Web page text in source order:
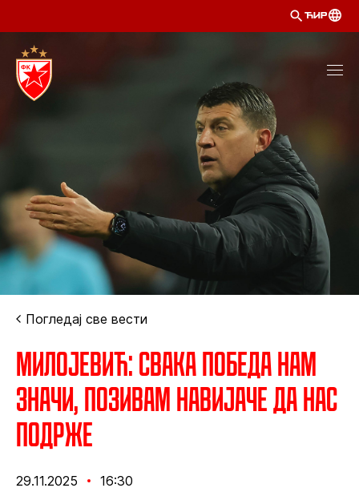
ЋИР
Погледај све вести
Милојевић: Свака победа нам
значи, позивам навијаче да нас
подрже
29.11.2025 16:30